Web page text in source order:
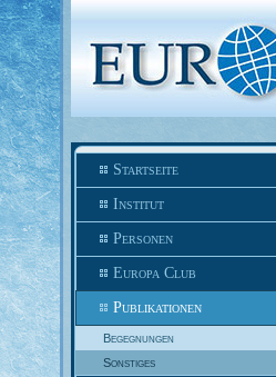
Startseite
Institut
Personen
Europa Club
Publikationen
Begegnungen
Sonstiges